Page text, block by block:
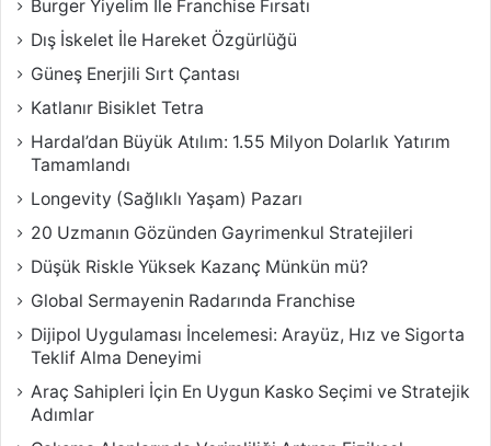
Burger Yiyelim İle Franchise Fırsatı
Dış İskelet İle Hareket Özgürlüğü
Güneş Enerjili Sırt Çantası
Katlanır Bisiklet Tetra
Hardal’dan Büyük Atılım: 1.55 Milyon Dolarlık Yatırım
Tamamlandı
Longevity (Sağlıklı Yaşam) Pazarı
20 Uzmanın Gözünden Gayrimenkul Stratejileri
Düşük Riskle Yüksek Kazanç Münkün mü?
Global Sermayenin Radarında Franchise
Dijipol Uygulaması İncelemesi: Arayüz, Hız ve Sigorta
Teklif Alma Deneyimi
Araç Sahipleri İçin En Uygun Kasko Seçimi ve Stratejik
Adımlar